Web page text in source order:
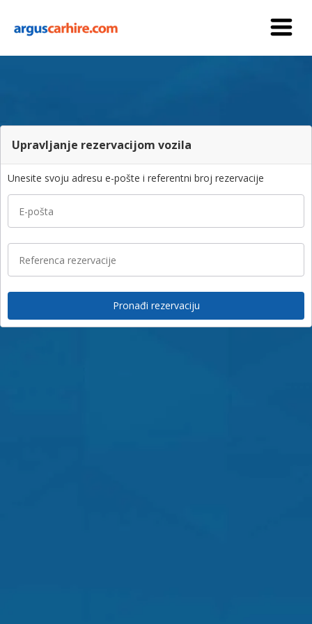
Upravljanje rezervacijom vozila
Unesite svoju adresu e-pošte i referentni broj rezervacije
E-pošta
Referenca rezervacije
Pronađi rezervaciju